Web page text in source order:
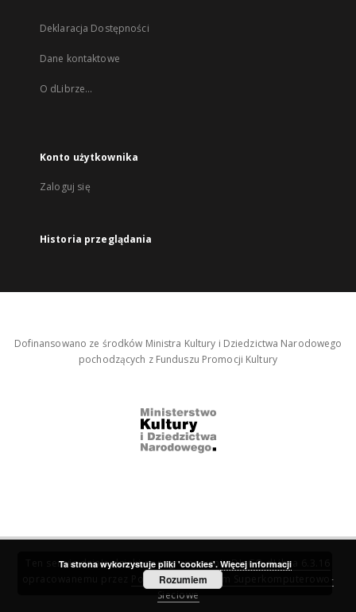
Deklaracja Dostępności
Dane kontaktowe
O dLibrze...
Konto użytkownika
Zaloguj się
Historia przeglądania
Dofinansowano ze środków Ministra Kultury i Dziedzictwa Narodowego
pochodzących z Funduszu Promocji Kultury
Ten serwis działa dzięki oprogramowaniuDInGO dLibra 6.3.16
Poznańskie Centrum Superkomputerowo-
Sieciowe
Ta strona wykorzystuje pliki 'cookies'. Więcej informacji
Rozumiem